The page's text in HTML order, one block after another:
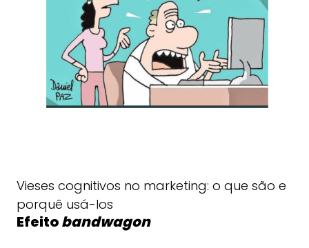
Vieses cognitivos no marketing: o que são e
porquê usá-los
Efeitobandwagon